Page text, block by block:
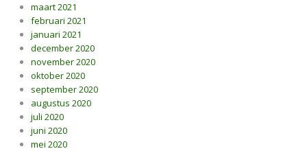
maart 2021
februari 2021
januari 2021
december 2020
november 2020
oktober 2020
september 2020
augustus 2020
juli 2020
juni 2020
mei 2020